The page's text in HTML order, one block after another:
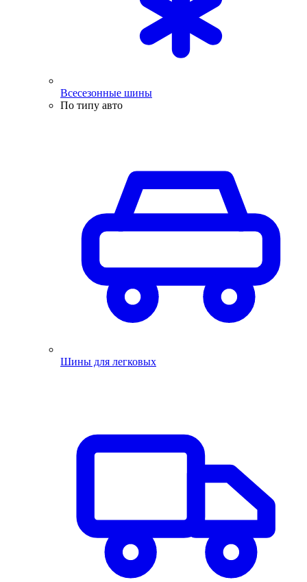
Всесезонные шины
По типу авто
Шины для легковых